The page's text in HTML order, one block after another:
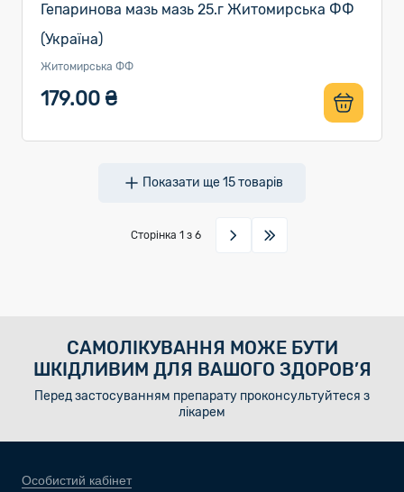
Гепаринова мазь мазь 25.г Житомирська ФФ
(Україна)
Житомирська ФФ
179.00 ₴
Показати ще15товарів
Сторінка 1 з 6
САМОЛІКУВАННЯ МОЖЕ БУТИ
ШКІДЛИВИМ ДЛЯ ВАШОГО ЗДОРОВ’Я
Перед застосуванням препарату проконсультуйтеся з
лікарем
Особистий кабінет